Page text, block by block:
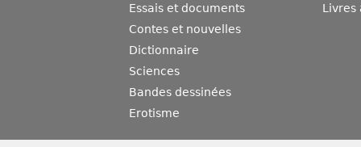
Essais et documents
Contes et nouvelles
Dictionnaire
Sciences
Bandes dessinées
Erotisme
Livres